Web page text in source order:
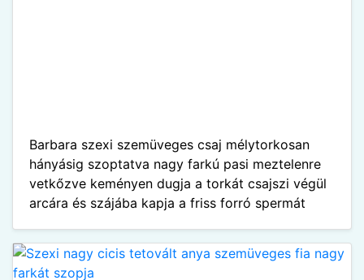
Barbara szexi szemüveges csaj mélytorkosan
hányásig szoptatva nagy farkú pasi meztelenre
vetkőzve keményen dugja a torkát csajszi végül
arcára és szájába kapja a friss forró spermát